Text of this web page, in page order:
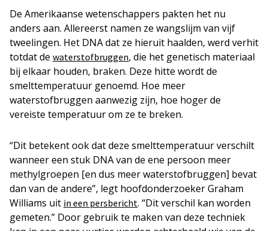
De Amerikaanse wetenschappers pakten het nu
anders aan. Allereerst namen ze wangslijm van vijf
tweelingen. Het DNA dat ze hieruit haalden, werd verhit
totdat de waterstofbruggen, die het genetisch materiaal
bij elkaar houden, braken. Deze hitte wordt de
smelttemperatuur genoemd. Hoe meer
waterstofbruggen aanwezig zijn, hoe hoger de
vereiste temperatuur om ze te breken.
“Dit betekent ook dat deze smelttemperatuur verschilt
wanneer een stuk DNA van de ene persoon meer
methylgroepen [en dus meer waterstofbruggen] bevat
dan van de andere”, legt hoofdonderzoeker Graham
Williams uit in een persbericht. “Dit verschil kan worden
gemeten.” Door gebruik te maken van deze techniek